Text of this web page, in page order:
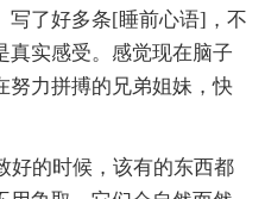
写了好多条[睡前心语]，不
真实感受。感觉现在脑子
努力拼搏的兄弟姐妹，快
好的时候，该有的东西都